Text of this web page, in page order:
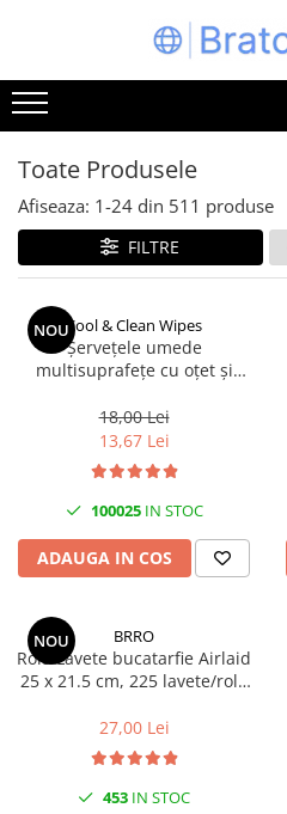
Toate Produsele
Articole animale
Adapatoare animale
Hrana pentru animale
Hrana pentru caini
Hrana pentru pisici
Auto
Bucatarii de vara Tuozi
Articole ambalare
Articole bucatarie
Articole mobila
Articole organizare
Articole Sportive
Cutii postale
Electronice si electrocasnice
Incalzire si racire
Usi si porti
Constructii
Accesorii gips carton
Toate Produsele
Afiseaza: 1-24 din 511 produse
FILTRE
NOUCool & Clean Wipes
Șervețele umede
multisuprafețe cu oțet și
Clean
18,00 Lei
13,67 Lei
100025IN STOC
ADAUGA IN COS
NOU BRRO
Rola Lavete bucatarfie Airlaid
25 x 21.5 cm, 225 lavete/rola
27,00 Lei
453 IN STOC